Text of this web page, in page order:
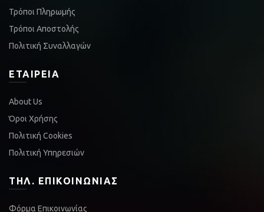
Τρόποι Πληρωμής
Τρόποι Αποστολής
Πολιτική Συναλλαγών
ΕΤΑΙΡΕΊΑ
About Us
Όροι Χρήσης
Πολιτική Cookies
Πολιτική Υπηρεσιών
ΤΗΛ. ΕΠΙΚΟΙΝΩΝΊΑΣ
Φόρμα Επικοινωνίας